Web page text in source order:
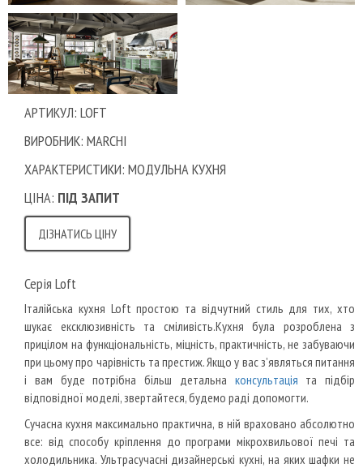
АРТИКУЛ: LOFT
ВИРОБНИК: MARCHI
ХАРАКТЕРИСТИКИ: МОДУЛЬНА КУХНЯ
ЦІНА: ПІД ЗАПИТ
ДІЗНАТИСЬ ЦІНУ
Серія Loft
Італійська кухня Loft простою та відчутний стиль для тих, хто
шукає ексклюзивність та сміливість.Кухня була розроблена з
прицілом на функціональність, міцність, практичність, не забуваючи
при цьому про чарівність та престиж. Якщо у вас з’являться питання
і вам буде потрібна більш детальна консультація та підбір
відповідної моделі, звертайтеся, будемо раді допомогти.
Сучасна кухня максимально практична, в ній враховано абсолютно
все: від способу кріплення до програми мікрохвильової печі та
холодильника. Ультрасучасні дизайнерські кухні, на яких шафки не